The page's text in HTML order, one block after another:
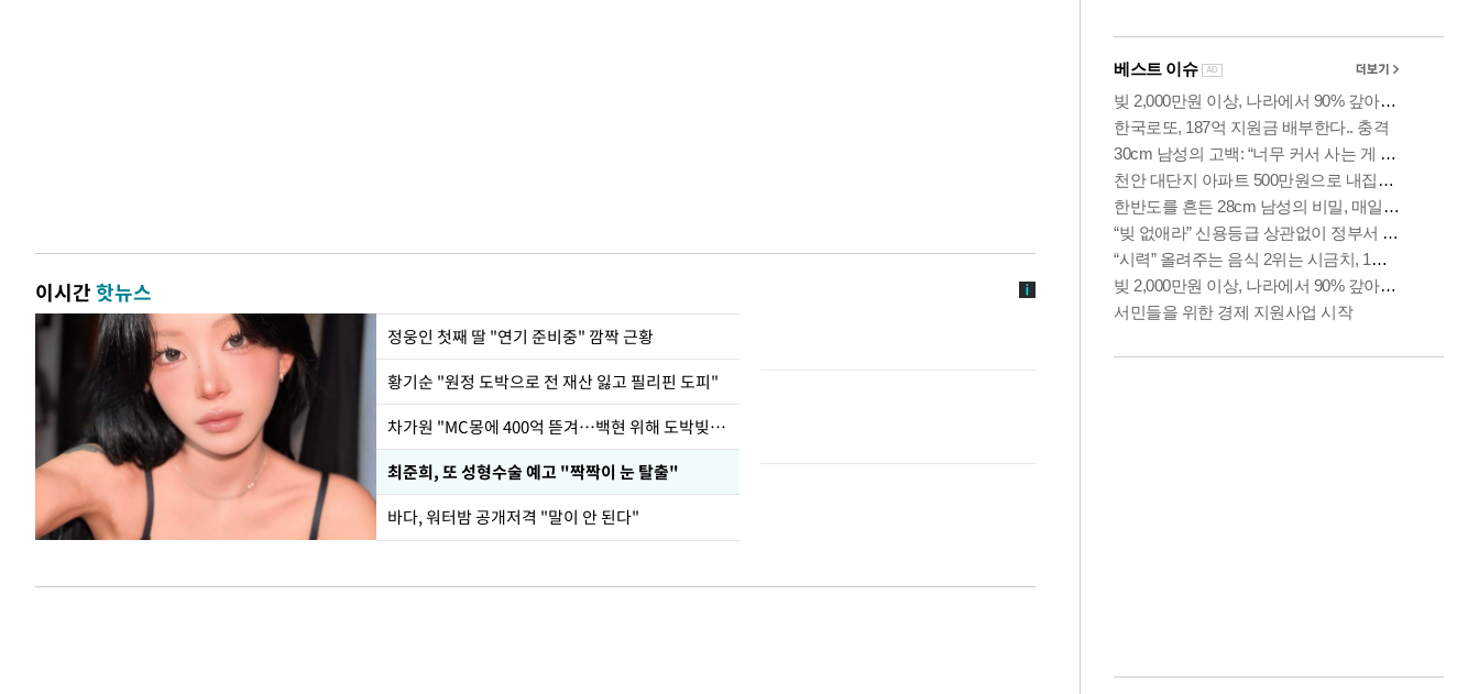
이시간핫뉴스
정웅인 첫째 딸 "연기 준비중" 깜짝 근황
황기순 "원정 도박으로 전 재산 잃고 필리핀 도피"
차가원 "MC몽에 400억 뜯겨…백현 위해 도박빚 갚아줘"
최준희, 또 성형수술 예고 "짝짝이 눈 탈출"
바다, 워터밤 공개저격 "말이 안 된다"